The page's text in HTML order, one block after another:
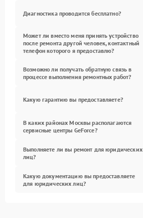
Диагностика проводится бесплатно?
Может ли вместо меня принять устройство
после ремонта другой человек, контактный
телефон которого я предоставлю?
Возможно ли получать обратную связь в
процессе выполнения ремонтных работ?
Какую гарантию вы предоставляете?
В каких районах Москвы располагаются
сервисные центры GeForce?
Выполняете ли вы ремонт для юридических
лиц?
Какую документацию вы предоставляете
для юридических лиц?